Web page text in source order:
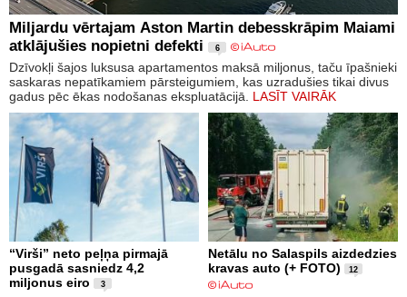
Miljardu vērtajam Aston Martin debesskrāpim Maiami
atklājušies nopietni defekti
6
Dzīvokļi šajos luksusa apartamentos maksā miljonus, taču īpašnieki
saskaras nepatīkamiem pārsteigumiem, kas uzradušies tikai divus
gadus pēc ēkas nodošanas ekspluatācijā. LASĪT VAIRĀK
“Virši” neto peļņa pirmajā
pusgadā sasniedz 4,2
miljonus eiro
3
Netālu no Salaspils aizdedzies
kravas auto (+ FOTO)
12